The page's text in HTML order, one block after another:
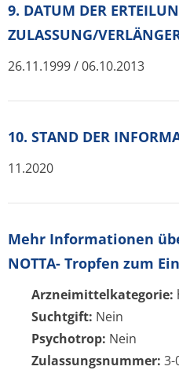
9. DATUM DER
ZULASSUNG/
26.11.1999 / 06.10.2013
10. STAND DER
11.2020
Mehr Informationen
NOTTA- Tropfen zum
Arzneimittelkategorie:
Suchtgift: Nein
Psychotrop: Nein
Zulassungsnummer: 3-